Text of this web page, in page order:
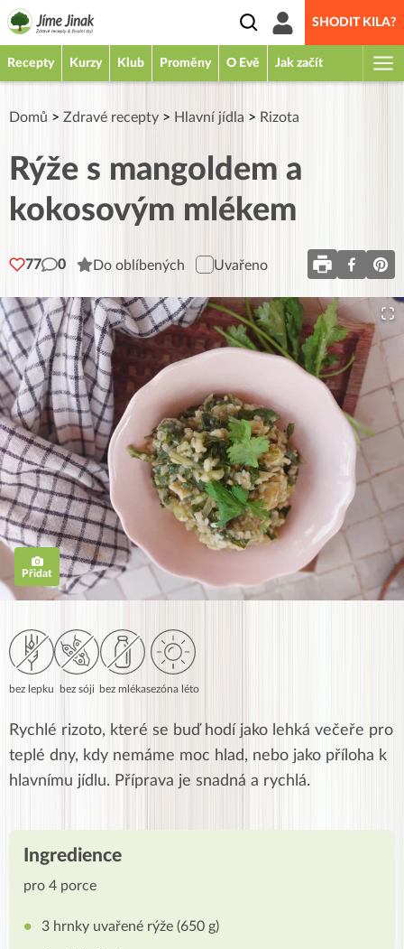
SHODIT KILA?
Recepty Kurzy Klub Proměny O Evě Jak začít
Domů > Zdravé recepty > Hlavní jídla > Rizota
Rýže s mangoldem a
kokosovým mlékem
77 0 Do oblíbených Uvařeno
Přidat
bez lepku bez sóji bez mlékasezóna léto
Rychlé rizoto, které se buď hodí jako lehká večeře pro
teplé dny, kdy nemáme moc hlad, nebo jako příloha k
hlavnímu jídlu. Příprava je snadná a rychlá.
Ingredience
pro 4 porce
3 hrnky uvařené rýže (650 g)